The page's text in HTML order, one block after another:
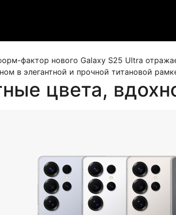
фактор нового Galaxy S25 Ultra
в элегантной и прочной титановой
цвета,